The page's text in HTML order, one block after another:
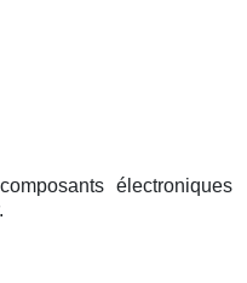
électroniques